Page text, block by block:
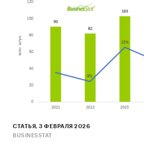
СТАТЬЯ, 3 ФЕВРАЛЯ 2026
BUSINESSTAT